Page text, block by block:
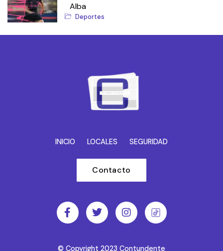
Alba
Deportes
INICIO LOCALES SEGURIDAD
Contacto
© Copyright 2023 Contundente